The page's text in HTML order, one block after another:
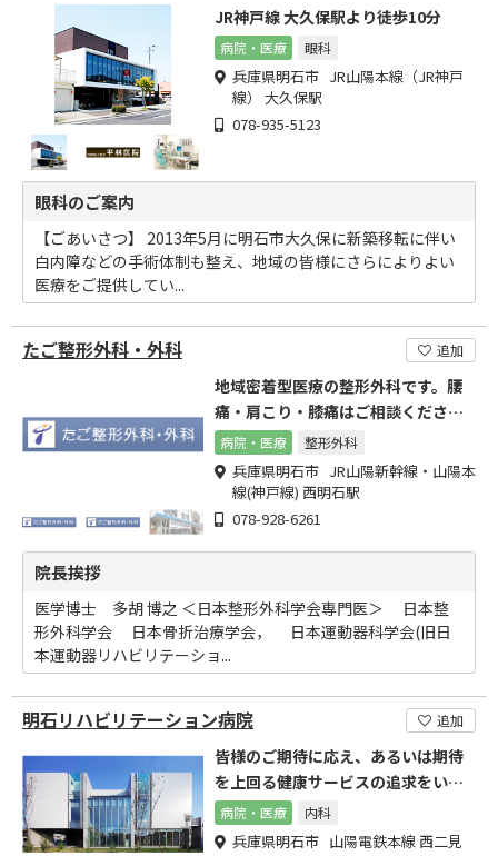
JR神戸線 大久保駅より徒歩10分
病院・医療 眼科
兵庫県明石市 JR山陽本線（JR神戸
線） 大久保駅
078-935-5123
眼科のご案内
【ごあいさつ】 2013年5月に明石市大久保に新築移転に伴い
白内障などの手術体制も整え、地域の皆様にさらによりよい
医療をご提供してい...
たご整形外科・外科 追加
地域密着型医療の整形外科です。腰
痛・肩こり・膝痛はご相談くださ
い。
病院・医療 整形外科
兵庫県明石市 JR山陽新幹線・山陽本
線(神戸線) 西明石駅
078-928-6261
院長挨拶
医学博士 多胡 博之 ＜日本整形外科学会専門医＞ 日本整
形外科学会 日本骨折治療学会， 日本運動器科学会(旧日
本運動器リハビリテーショ...
明石リハビリテーション病院 追加
皆様のご期待に応え、あるいは期待
を上回る健康サービスの追求をいた
します。
病院・医療 内科
兵庫県明石市 山陽電鉄本線 西二見